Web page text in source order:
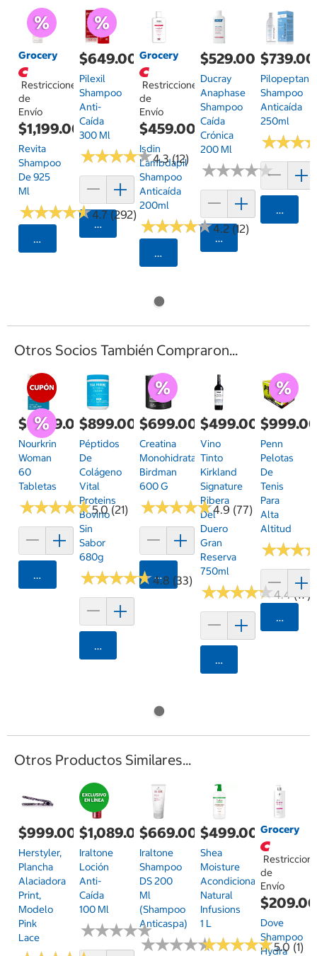
Grocery
Restricciones
de
Envío
$1,199.00
Revita
Shampoo
De 925
Ml
★★★★★
★★★★★4.7 (292)
Seleccionar Código Postal
$649.00
Pilexil
Shampoo
Anti-
Caída
300 Ml
★★★★★
★★★★★4.3 (12)
Agregar
Grocery
Restricciones
de
Envío
$459.00
Isdin
Lambdapil
Shampoo
Anticaída
200ml
★★★★★
★★★★★4.2 (12)
Seleccionar Código Postal
$529.00
Ducray
Anaphase
Shampoo
Caída
Crónica
200 Ml
★★★★★
★★★★★
Agregar
$739.00
Pilopeptan
Shampoo
Anticaída
250ml
★★★
★★★
Otros Socios También Compraron...
$1,699.00
Nourkrin
Woman
60
Tabletas
★★★★★
★★★★★5.0 (21)
Agregar
$899.00
Péptidos
De
Colágeno
Vital
Proteins
Bovino
Sin
Sabor
680g
★★★★★
★★★★★4.8 (33)
Agregar
$699.00
Creatina
Monohidratada
Birdman
600 G
★★★★★
★★★★★4.9 (77)
Agregar
$499.00
Vino
Tinto
Kirkland
Signature
Ribera
Del
Duero
Gran
Reserva
750ml
★★★★★
★★★★★4.4 (17)
Agregar
Penn
Pelotas
De
Tenis
Para
Alta
Altitud
★★★
★★★
Otros Productos Similares...
$999.00
Herstyler,
Plancha
Alaciadora
Print,
Modelo
Pink
Lace
$1,089.00
Iraltone
Loción
Anti-
Caída
100 Ml
★★★★★
★★★★★
$669.00
Iraltone
Shampoo
DS 200
Ml
(Shampoo
Anticaspa)
★★★★★
★★★★★
$499.00
Shea
Moisture
Acondicionador
Natural
Infusions
1 L
★★★★★
★★★★★5.0 (1)
Grocery
de
Envío
Dove
Shampoo
Hydra